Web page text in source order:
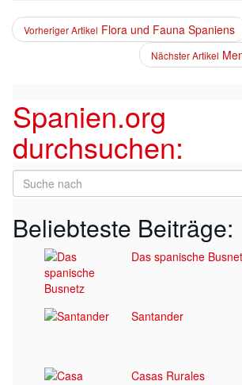
Vorheriger Artikel Flora und Fauna Spaniens
Nächster Artikel
Spanien.org
durchsuchen:
Beliebteste Beiträge:
Das spanische
Santander
Casas Rurales